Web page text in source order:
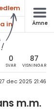
in
Ämne
!
0
SVAR
87
VISNINGAR
dec 2025 21:46
m.m.